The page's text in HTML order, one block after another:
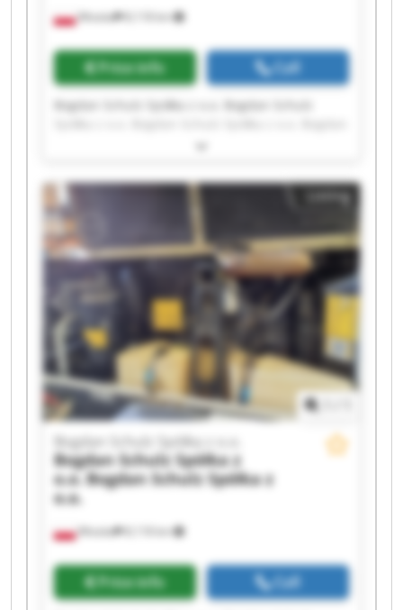
Wioska 8,118 km
Price info Call
Bogdan Schulz Spółka z o.o. Bogdan Schulz
Schulz Spółka z o.o. Bogdan Schulz Spółka z o.o.
Spółka z o.o. Bogdan Schulz Spółka z o.o. Bogdan
Schulz Spółka z o.o. Bogdan Schulz Spółka z o.o.
Bogdan Schulz Spółka z o.o. Bogdan Schulz
Spółka z o.o. Bogdan Schulz Spółka z o.o. Bogdan
Schulz Spółka z o.o. Bogdan Schulz Spółka z o.o.
Bogdan Schulz Spółka z o.o. Bogdan Schulz
Spółka z o.o. Bogdan Schulz Spółka z o.o. Bogdan
Schulz Spółka z o.o. Bogdan Schulz Spółka z o.o.
Listing
Wioska 8,118 km
Bogdan Schulz Spółka z o.o.
Bogdan Schulz Spółka z
o.o. Bogdan Schulz Spółka z
o.o.
Price info Call